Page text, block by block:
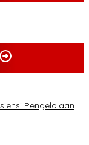
Pengelolaan